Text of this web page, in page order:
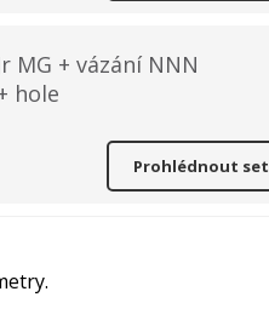
MG + vázání NNN
hole
Prohlédnout set